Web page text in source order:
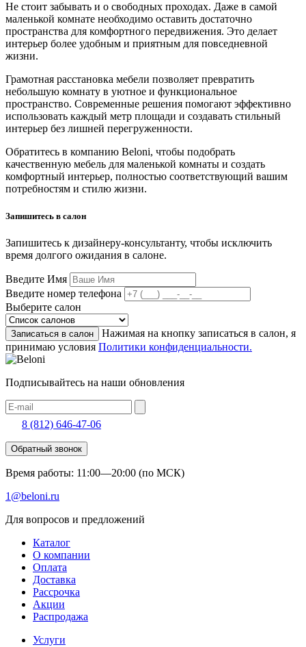
Не стоит забывать и о свободных проходах. Даже в самой
маленькой комнате необходимо оставить достаточно
пространства для комфортного передвижения. Это делает
интерьер более удобным и приятным для повседневной
жизни.
Грамотная расстановка мебели позволяет превратить
небольшую комнату в уютное и функциональное
пространство. Современные решения помогают эффективно
использовать каждый метр площади и создавать стильный
интерьер без лишней перегруженности.
Обратитесь в компанию Beloni, чтобы подобрать
качественную мебель для маленькой комнаты и создать
комфортный интерьер, полностью соответствующий вашим
потребностям и стилю жизни.
Запишитесь в салон
Запишитесь к дизайнеру-консультанту, чтобы исключить
время долгого ожидания в салоне.
Введите Имя
Введите номер телефона
Выберите салон
Записаться в салон
Нажимая на кнопку записаться в салон, я
принимаю условия Политики конфиденциальности.
Подписывайтесь на наши обновления
8 (812) 646-47-06
Обратный звонок
Время работы: 11:00—20:00 (по МСК)
1@beloni.ru
Для вопросов и предложений
Каталог
О компании
Оплата
Доставка
Рассрочка
Акции
Распродажа
Услуги